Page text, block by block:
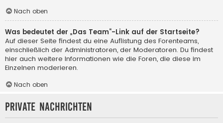
Nach oben
Was bedeutet der „Das Team“-Link auf der Startseite?
Auf dieser Seite findest du eine Auflistung des Forenteams,
einschließlich der Administratoren, der Moderatoren. Du findest
hier auch weitere Informationen wie die Foren, die diese im
Einzelnen moderieren.
Nach oben
Private Nachrichten